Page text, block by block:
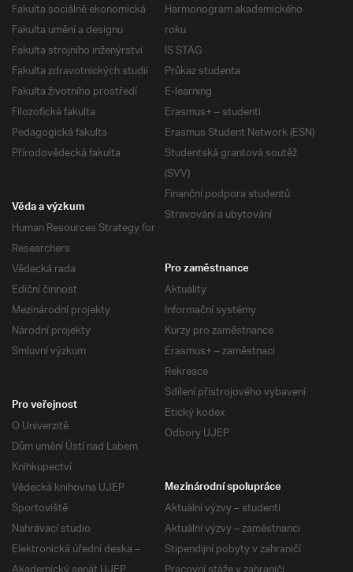
Fakulta sociálně ekonomická
Fakulta umění a designu
Fakulta strojního inženýrství
Fakulta zdravotnických studií
Fakulta životního prostředí
Filozofická fakulta
Pedagogická fakulta
Přírodovědecká fakulta
Harmonogram akademického
roku
IS STAG
Průkaz studenta
E-learning
Erasmus+ – studenti
Erasmus Student Network (ESN)
Studentská grantová soutěž
(SVV)
Finanční podpora studentů
Stravování a ubytování
Věda a výzkum
Human Resources Strategy for
Researchers
Vědecká rada
Ediční činnost
Mezinárodní projekty
Národní projekty
Smluvní výzkum
Pro zaměstnance
Aktuality
Informační systémy
Kurzy pro zaměstnance
Erasmus+ – zaměstnaci
Rekreace
Sdílení přístrojového vybavení
Etický kodex
Odbory UJEP
Pro veřejnost
O Univerzitě
Dům umění Ústí nad Labem
Knihkupectví
Vědecká knihovna UJEP
Sportoviště
Nahrávací studio
Elektronická úřední deska –
Mezinárodní spolupráce
Aktuální výzvy – studenti
Aktuální výzvy – zaměstnanci
Stipendijní pobyty v zahraničí